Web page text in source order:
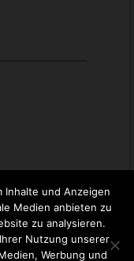
Inhalte und Anzeigen
Medien anbieten zu
zu analysieren.
Nutzung unserer
Werbung und